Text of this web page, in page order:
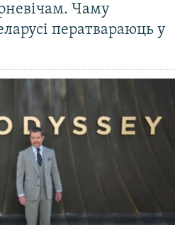
Чаму
ператвараюць у